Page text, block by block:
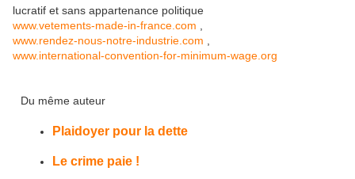
lucratif et sans appartenance politique
www.vetements-made-in-france.com ,
www.rendez-nous-notre-industrie.com ,
www.international-convention-for-minimum-wage.org
Du même auteur
Plaidoyer pour la dette
Le crime paie !